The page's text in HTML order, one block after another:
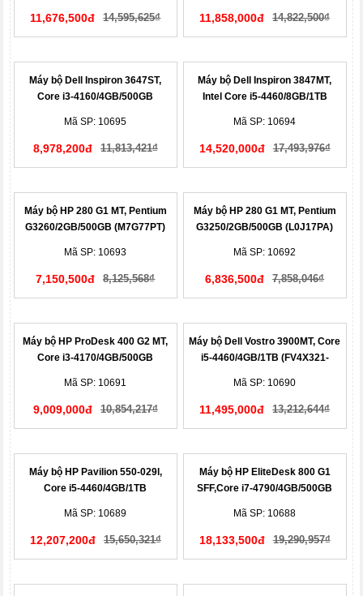
11,676,500đ 14,595,625₫ 11,858,000đ 14,822,500₫
Máy bộ Dell Inspiron 3647ST,
Core i3-4160/4GB/500GB
Mã SP: 10695
8,978,200đ 11,813,421₫
Máy bộ Dell Inspiron 3847MT,
Intel Core i5-4460/8GB/1TB
Mã SP: 10694
14,520,000đ 17,493,976₫
Máy bộ HP 280 G1 MT, Pentium
G3260/2GB/500GB (M7G77PT)
Mã SP: 10693
7,150,500đ 8,125,568₫
Máy bộ HP 280 G1 MT, Pentium
G3250/2GB/500GB (L0J17PA)
Mã SP: 10692
6,836,500đ 7,858,046₫
Máy bộ HP ProDesk 400 G2 MT,
Core i3-4170/4GB/500GB
Mã SP: 10691
9,009,000đ 10,854,217₫
Máy bộ Dell Vostro 3900MT, Core
i5-4460/4GB/1TB (FV4X321-
Mã SP: 10690
11,495,000đ 13,212,644₫
Máy bộ HP Pavilion 550-029l,
Core i5-4460/4GB/1TB
Mã SP: 10689
12,207,200đ 15,650,321₫
Máy bộ HP EliteDesk 800 G1
SFF,Core i7-4790/4GB/500GB
Mã SP: 10688
18,133,500đ 19,290,957₫